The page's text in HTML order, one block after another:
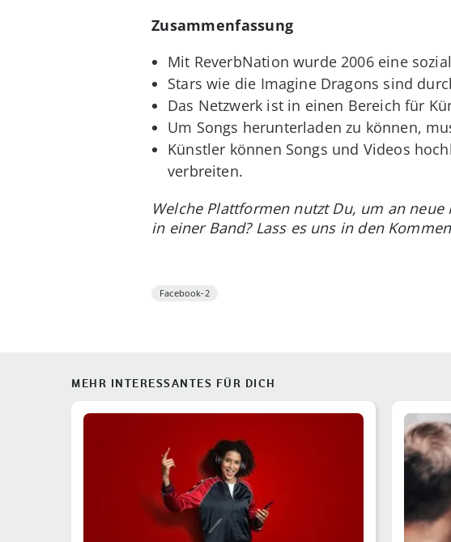
Zusammenfassung
Mit ReverbNation wurde 2006 eine
Stars wie die Imagine Dragons sind
Das Netzwerk ist in einen Bereich für
Um Songs herunterladen zu können,
Künstler können Songs und Videos
verbreiten.
Welche Plattformen nutzt Du, um an
in einer Band? Lass es uns in den
Facebook-2
MEHR INTERESSANTES FÜR DICH